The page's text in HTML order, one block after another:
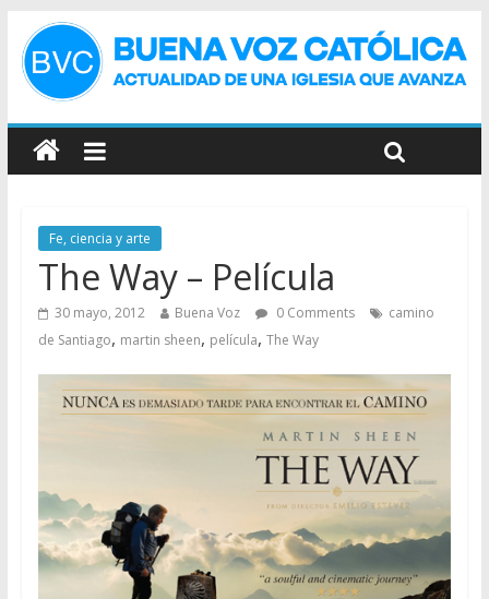
Fe, ciencia y arte
The Way – Película
30 mayo, 2012 Buena Voz 0 Comments
camino
de Santiago, martin sheen, película, The Way